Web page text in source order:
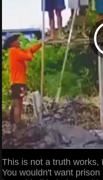
This is not a truth
You wouldn't want